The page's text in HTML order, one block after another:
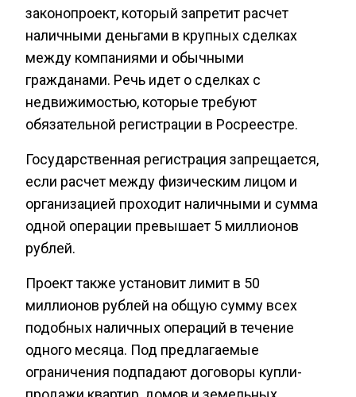
законопроект, который запретит расчет
наличными деньгами в крупных сделках
между компаниями и обычными
гражданами. Речь идет о сделках с
недвижимостью, которые требуют
обязательной регистрации в Росреестре.
Государственная регистрация запрещается,
если расчет между физическим лицом и
организацией проходит наличными и сумма
одной операции превышает 5 миллионов
рублей.
Проект также установит лимит в 50
миллионов рублей на общую сумму всех
подобных наличных операций в течение
одного месяца. Под предлагаемые
ограничения подпадают договоры купли-